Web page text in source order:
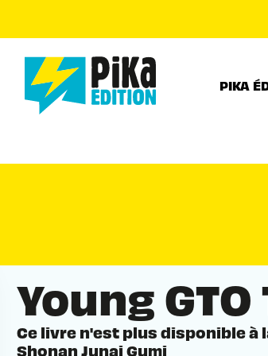
PIKA
Young GTO
Ce livre n'est plus disponible à
Shonan Junai Gumi